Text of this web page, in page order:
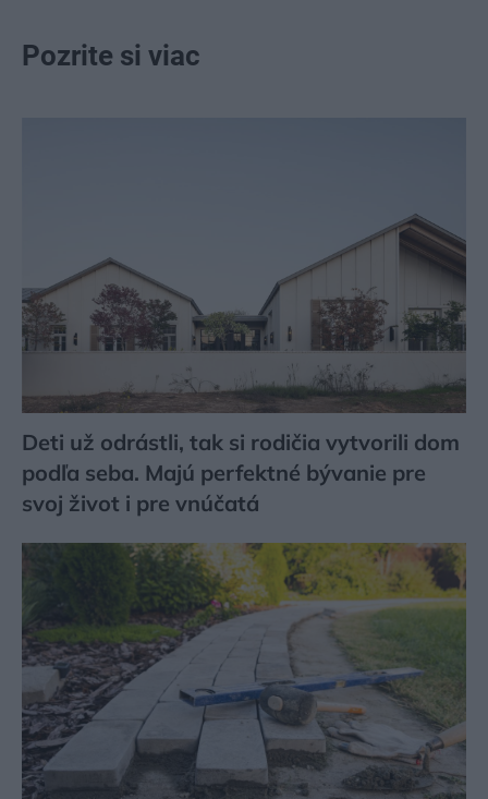
Pozrite si viac
Deti už odrástli, tak si rodičia vytvorili dom
podľa seba. Majú perfektné bývanie pre
svoj život i pre vnúčatá